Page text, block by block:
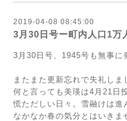
2019-04-08 08:45:00
3月30日号ー町内人口1万
3月30日号、1945号も無事に
またまた更新忘れで失礼しま
何と言っても美瑛は4月21日
慌ただしい日々。雪融けは進
なかなか春の気分とはいきま